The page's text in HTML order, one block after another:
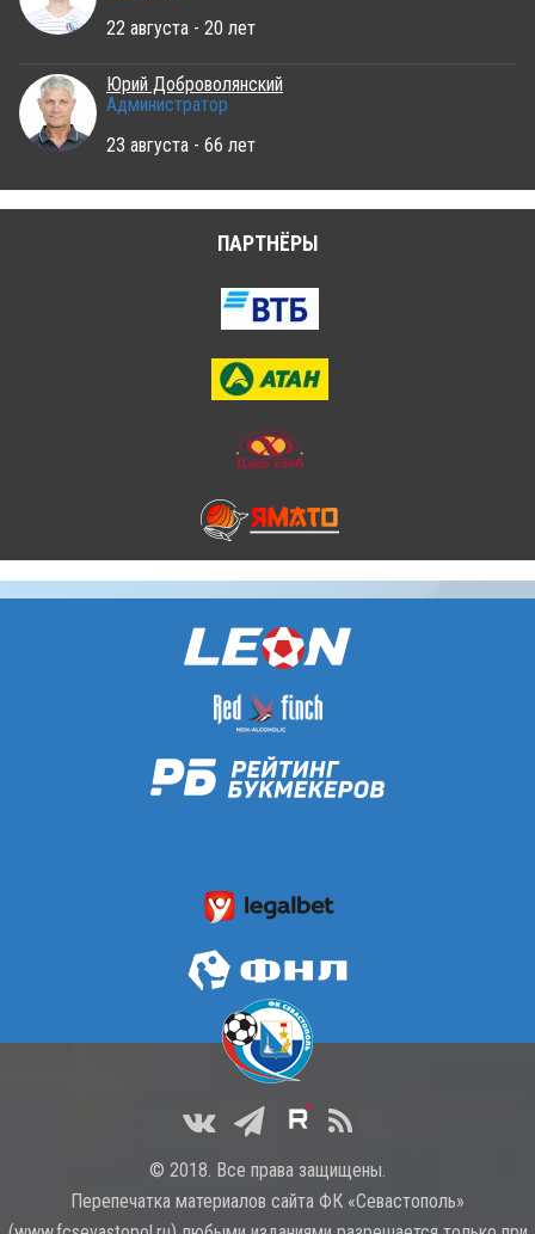
22 августа - 20 лет
Юрий Доброволянский
Администратор
23 августа - 66 лет
ПАРТНЁРЫ
© 2018. Все права защищены.
Перепечатка материалов сайта ФК «Севастополь»